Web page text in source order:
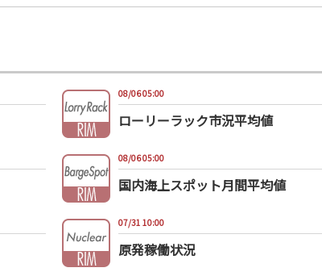
08/06 05:00
ローリーラック市況平均値
08/06 05:00
国内海上スポット月間平均値
07/31 10:00
原発稼働状況